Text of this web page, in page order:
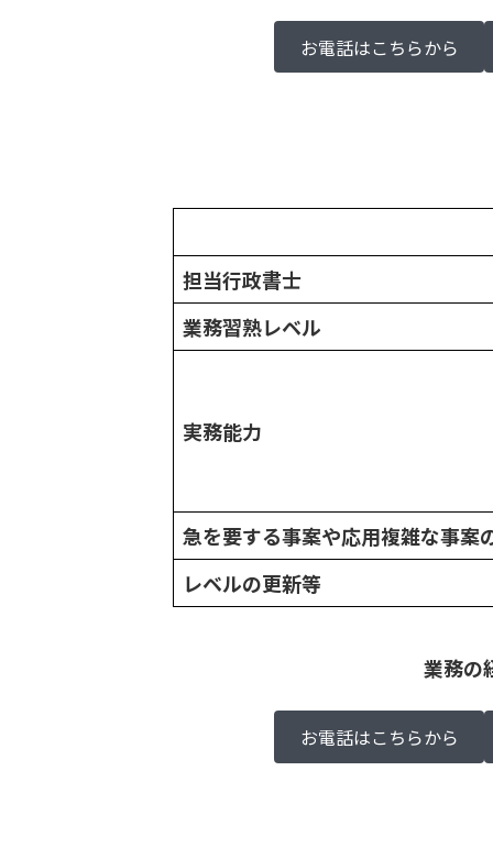
お電話はこちらから
担当行政書士
業務習熟レベル
実務能力
急を要する事案や応用複雑な事案
レベルの更新等
業務の
お電話はこちらから